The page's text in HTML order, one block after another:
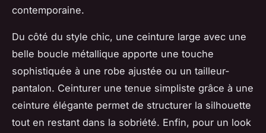
contemporaine.
Du côté du style chic, une ceinture large avec une
belle boucle métallique apporte une touche
sophistiquée à une robe ajustée ou un tailleur-
pantalon. Ceinturer une tenue simpliste grâce à une
ceinture élégante permet de structurer la silhouette
tout en restant dans la sobriété. Enfin, pour un look